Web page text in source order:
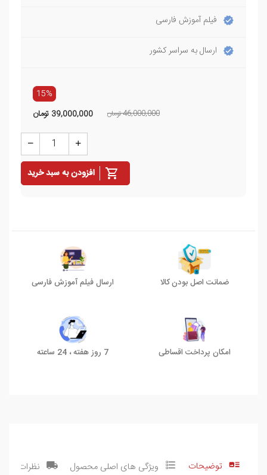
فیلم آموزش فارسی
ارسال به سراسر کشور
15%
46,000,000 تومان 39,000,000 تومان
افزودن به سبد خرید
ضمانت اصل بودن کالا ارسال فیلم آموزش فارسی
امکان پرداخت اقساطی 7 روز هفته ، 24 ساعته
توضیحات ویژگی های اصلی محصول نظرات